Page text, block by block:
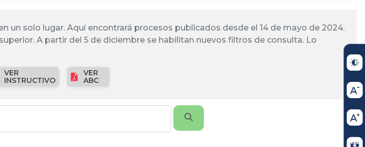
solo lugar. Aquí encontrará procesos publicados desde el 14 de mayo de 2024.
A partir del 5 de diciembre se habilitan nuevos filtros de consulta. Lo
VER
INSTRUCTIVO
VER
ABC